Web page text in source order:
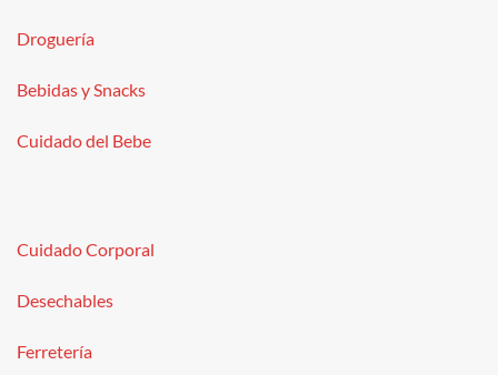
Droguería
Bebidas y Snacks
Cuidado del Bebe
Cuidado Corporal
Desechables
Ferretería